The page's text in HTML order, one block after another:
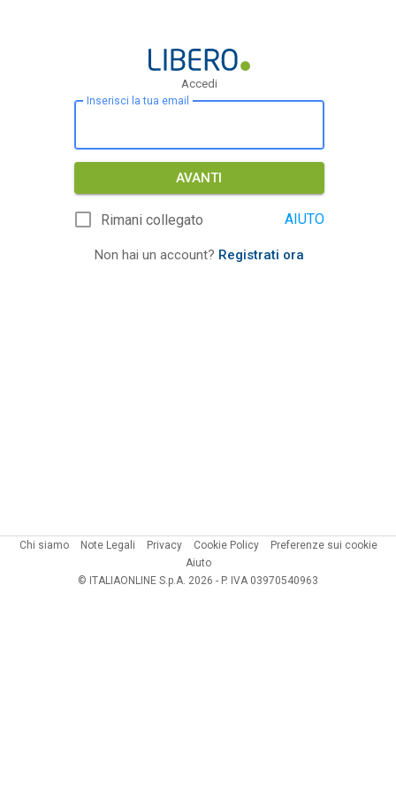
Accedi
Inserisci la tua email
AVANTI
Rimani collegato AIUTO
Non hai un account? Registrati ora
Chi siamo Note Legali Privacy Cookie Policy
Preferenze sui cookie
Aiuto
© ITALIAONLINE S.p.A. 2026 - P. IVA 03970540963